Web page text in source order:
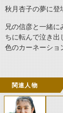
秋月杏子の夢に登
兄の信彦と一緒
ちに転んで泣き出
色のカーネーショ
関連人物